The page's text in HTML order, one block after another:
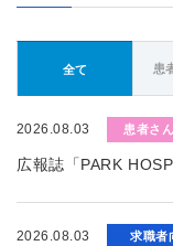
全て 患
2026.08.03 患者さ
広報誌「PARK
2026.08.03 求職者